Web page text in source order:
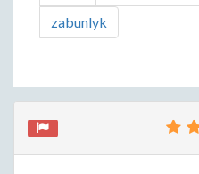
zabunlyk